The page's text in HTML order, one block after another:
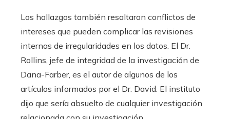
Los hallazgos también resaltaron conflictos de
intereses que pueden complicar las revisiones
internas de irregularidades en los datos. El Dr.
Rollins, jefe de integridad de la investigación de
Dana-Farber, es el autor de algunos de los
artículos informados por el Dr. David. El instituto
dijo que sería absuelto de cualquier investigación